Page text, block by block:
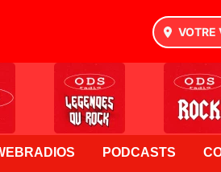
VOTRE
PODCASTS